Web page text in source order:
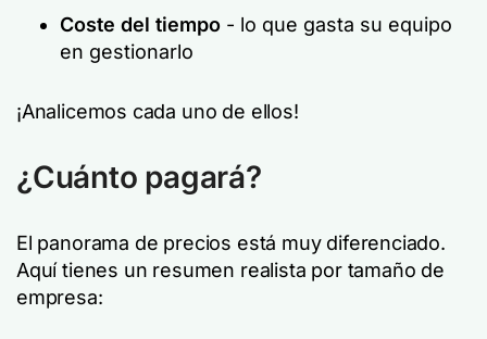
Coste del tiempo - lo que gasta su equipo
en gestionarlo
¡Analicemos cada uno de ellos!
¿Cuánto pagará?
El panorama de precios está muy diferenciado.
Aquí tienes un resumen realista por tamaño de
empresa: